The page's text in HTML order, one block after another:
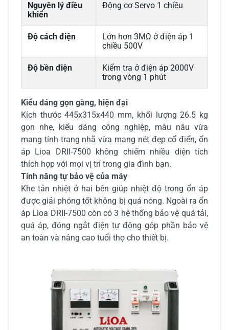
Nguyên lý điều
khiển
Động cơ Servo 1 chiều
Độ cách điện
Lớn hơn 3MΩ ở điện áp 1
chiều 500V
Độ bền điện
Kiểm tra ở điện áp 2000V
trong vòng 1 phút
Kiểu dáng gọn gàng, hiện đại
Kích thước 445x315x440 mm, khối lượng 26.5 kg
gọn nhẹ, kiểu dáng công nghiệp, màu nâu vừa
mang tính trang nhã vừa mang nét đẹp cổ điển, ổn
áp Lioa DRII-7500 không chiếm nhiều diện tích
thích hợp với mọi vị trí trong gia đình bạn.
Tính năng tự bảo vệ của máy
Khe tản nhiệt ở hai bên giúp nhiệt độ trong ổn áp
được giải phóng tốt không bị quá nóng. Ngoài ra ổn
áp Lioa DRII-7500 còn có 3 hệ thống bảo vệ quá tải,
quá áp, đóng ngắt điện tự động góp phần bảo vệ
an toàn và nâng cao tuổi thọ cho thiết bị.